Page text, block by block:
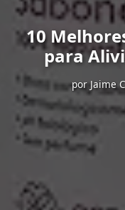
10
para
porJaime